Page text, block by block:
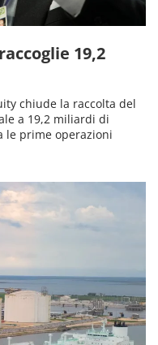
19,2
chiude la raccolta del
a 19,2 miliardi di
le prime operazioni